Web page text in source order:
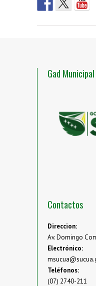
Gad
Contactos
Direccion:
Av. Domingo
Electrónico:
Teléfonos:
(07) 2740-211